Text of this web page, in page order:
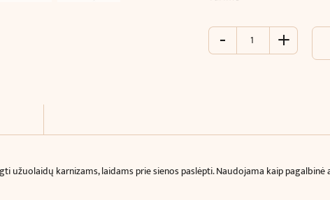
-
produkto
(240
+
užuolaidų karnizams, laidams prie sienos paslėpti. Naudojama kaip